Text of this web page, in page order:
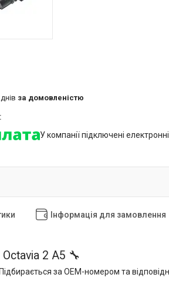
за домовленістю
У компанії підключені
Інформація для замовлення
2 A5 🔧
за OEM-номером та